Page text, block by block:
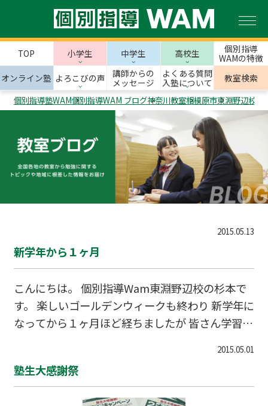
TOP 小学生 中学生 高校生
個別指導
WAMの特徴
オンライン塾 よろこびの声
講師からの
メッセージ
よくある質問
入塾について
教室検索
個別指導塾WAM個別指導WAM ブログ神奈川教室相模原市東淵野辺校
2015.05.13
新学年から１ヶ月
こんにちは。 個別指導Wam東淵野辺校の杉本で
す。 楽しいゴールデンウィークも終わり 新学年に
なってから１ヶ月ほど経ちましたが 皆さん学習は
ーク明けに 小テストが実施されていますが結果は
どうだったでしょうか？ 「全然わからなかった」
2015.05.01
塾生大感謝祭